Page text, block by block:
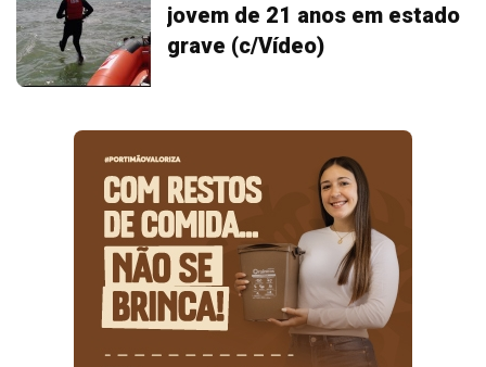
jovem de 21 anos em estado
grave (c/Vídeo)